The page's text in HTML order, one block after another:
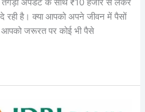
तगड़ा अपडेट के साथ ₹10 हजार से लेकर
रही है। क्या आपको अपने जीवन में पैसों
आपको जरूरत पर कोई भी पैसे